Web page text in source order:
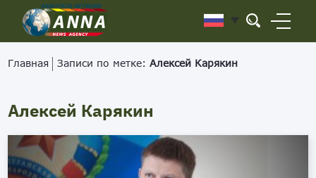
Главная Записи по метке:Алексей Карякин
Алексей Карякин